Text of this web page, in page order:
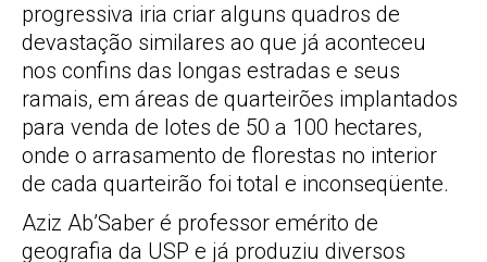
progressiva iria criar alguns quadros de
devastação similares ao que já aconteceu
nos confins das longas estradas e seus
ramais, em áreas de quarteirões implantados
para venda de lotes de 50 a 100 hectares,
onde o arrasamento de florestas no interior
de cada quarteirão foi total e inconseqüente.
Aziz Ab’Saber é professor emérito de
geografia da USP e já produziu diversos